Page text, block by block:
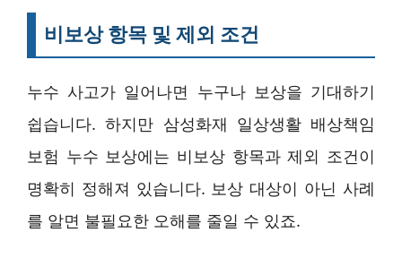
비보상 항목 및 제외 조건
누수 사고가 일어나면 누구나 보상을 기대하기
쉽습니다. 하지만 삼성화재 일상생활 배상책임
보험 누수 보상에는 비보상 항목과 제외 조건이
명확히 정해져 있습니다. 보상 대상이 아닌 사례
를 알면 불필요한 오해를 줄일 수 있죠.